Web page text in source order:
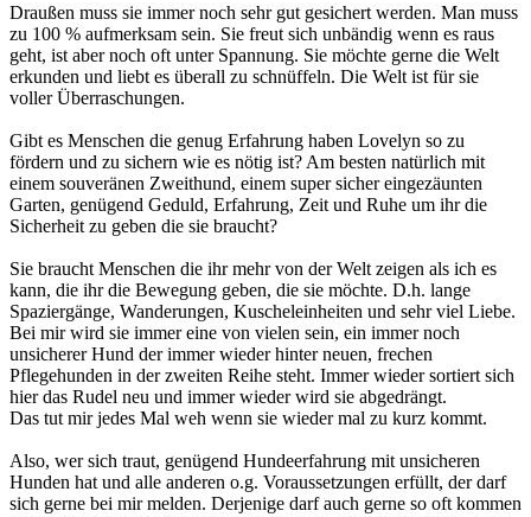
Draußen muss sie immer noch sehr gut gesichert werden. Man muss
zu 100 % aufmerksam sein. Sie freut sich unbändig wenn es raus
geht, ist aber noch oft unter Spannung. Sie möchte gerne die Welt
erkunden und liebt es überall zu schnüffeln. Die Welt ist für sie
voller Überraschungen.
Gibt es Menschen die genug Erfahrung haben Lovelyn so zu
fördern und zu sichern wie es nötig ist? Am besten natürlich mit
einem souveränen Zweithund, einem super sicher eingezäunten
Garten, genügend Geduld, Erfahrung, Zeit und Ruhe um ihr die
Sicherheit zu geben die sie braucht?
Sie braucht Menschen die ihr mehr von der Welt zeigen als ich es
kann, die ihr die Bewegung geben, die sie möchte. D.h. lange
Spaziergänge, Wanderungen, Kuscheleinheiten und sehr viel Liebe.
Bei mir wird sie immer eine von vielen sein, ein immer noch
unsicherer Hund der immer wieder hinter neuen, frechen
Pflegehunden in der zweiten Reihe steht. Immer wieder sortiert sich
hier das Rudel neu und immer wieder wird sie abgedrängt.
Das tut mir jedes Mal weh wenn sie wieder mal zu kurz kommt.
Also, wer sich traut, genügend Hundeerfahrung mit unsicheren
Hunden hat und alle anderen o.g. Voraussetzungen erfüllt, der darf
sich gerne bei mir melden. Derjenige darf auch gerne so oft kommen